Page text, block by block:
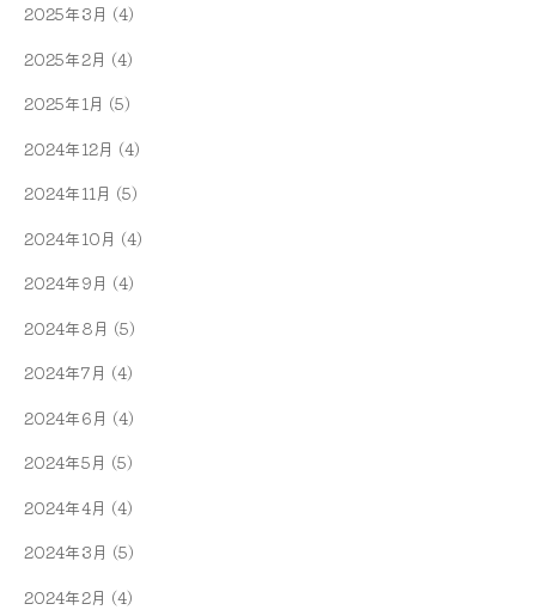
2025年3月 (4)
2025年2月 (4)
2025年1月 (5)
2024年12月 (4)
2024年11月 (5)
2024年10月 (4)
2024年9月 (4)
2024年8月 (5)
2024年7月 (4)
2024年6月 (4)
2024年5月 (5)
2024年4月 (4)
2024年3月 (5)
2024年2月 (4)